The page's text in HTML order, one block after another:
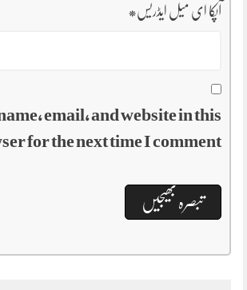
آپکا ای میل ایڈریس*
email, and website in this
for the next time I comment.